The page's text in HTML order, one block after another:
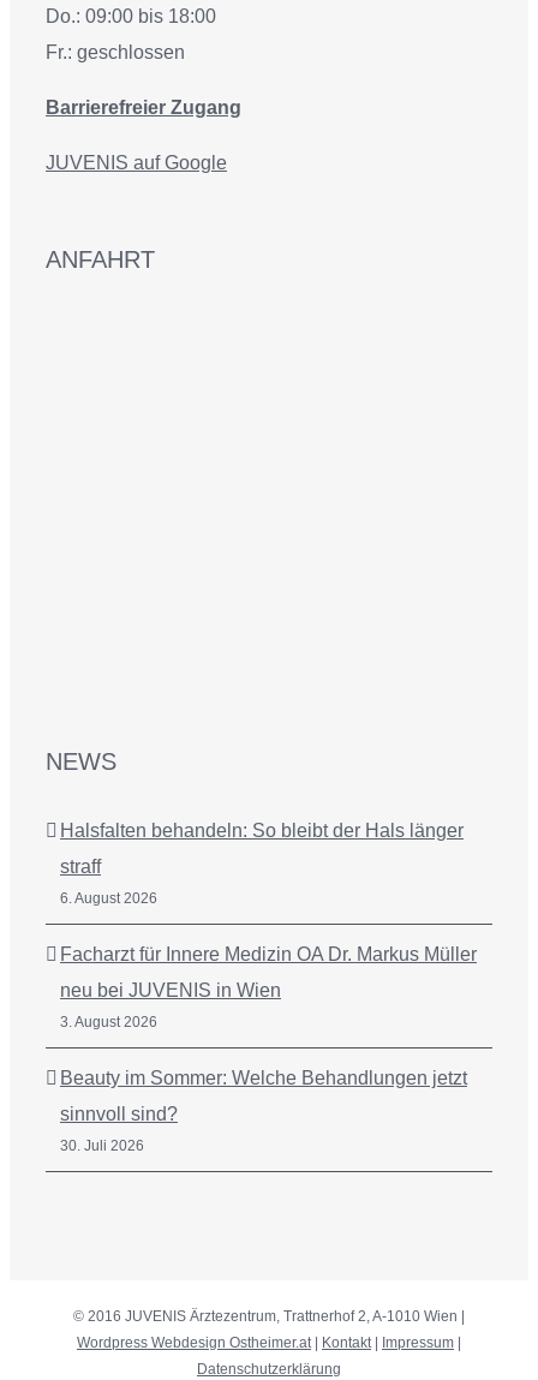
Do.: 09:00 bis 18:00
Fr.: geschlossen
Barrierefreier Zugang
JUVENIS auf Google
ANFAHRT
NEWS
Halsfalten behandeln: So bleibt der Hals länger
straff
6. August 2026
Facharzt für Innere Medizin OA Dr. Markus Müller
neu bei JUVENIS in Wien
3. August 2026
Beauty im Sommer: Welche Behandlungen jetzt
sinnvoll sind?
30. Juli 2026
© 2016 JUVENIS Ärztezentrum, Trattnerhof 2, A-1010 Wien |
Wordpress Webdesign Ostheimer.at| Kontakt| Impressum
Datenschutzerklärung